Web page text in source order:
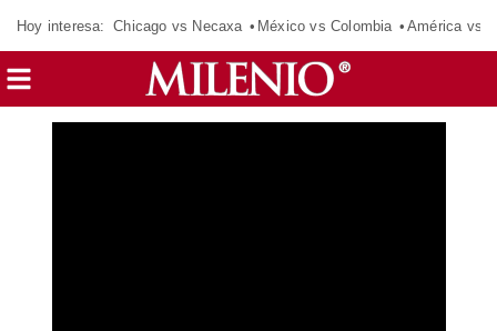
Hoy interesa: Chicago vs Necaxa México vs Colombia América vs